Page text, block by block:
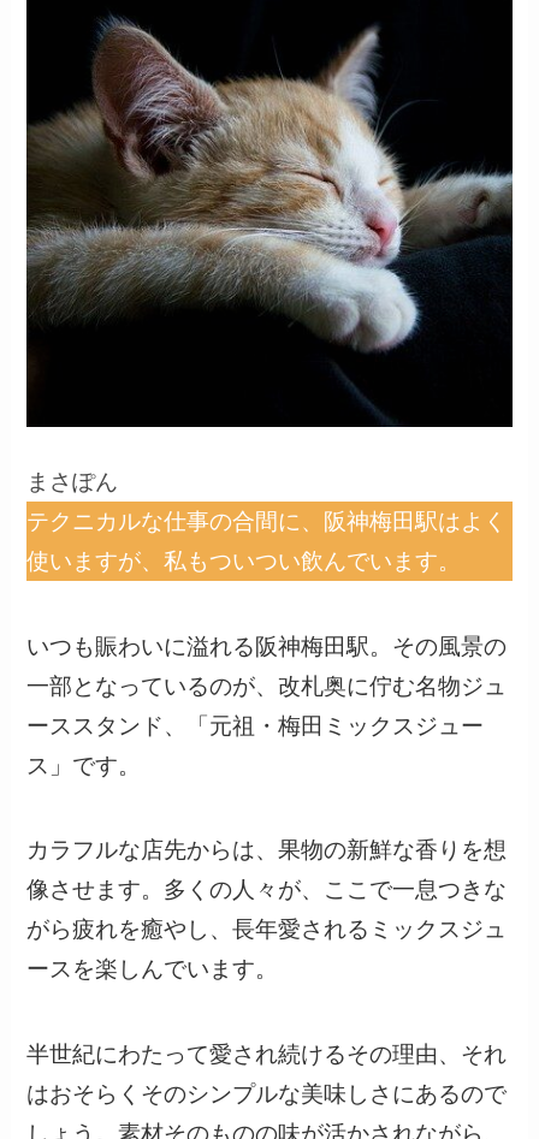
まさぽん
テクニカルな仕事の合間に、阪神梅田駅はよく
使いますが、私もついつい飲んでいます。
いつも賑わいに溢れる阪神梅田駅。その風景の
一部となっているのが、改札奥に佇む名物ジュ
ーススタンド、「元祖・梅田ミックスジュー
ス」です。
カラフルな店先からは、果物の新鮮な香りを想
像させます。多くの人々が、ここで一息つきな
がら疲れを癒やし、長年愛されるミックスジュ
ースを楽しんでいます。
半世紀にわたって愛され続けるその理由、それ
はおそらくそのシンプルな美味しさにあるので
しょう。素材そのものの味が活かされながら、